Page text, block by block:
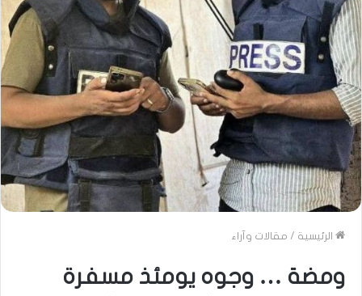
الرئيسية / مقالات وآراء
ومضة … وجوه يومئذ مسفرة